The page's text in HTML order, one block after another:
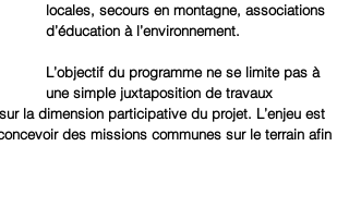
locales, secours en montagne, associations
d’éducation à l’environnement.
L’objectif du programme ne se limite pas à
une simple juxtaposition de travaux
la dimension participative du projet. L’enjeu est
des missions communes sur le terrain afin